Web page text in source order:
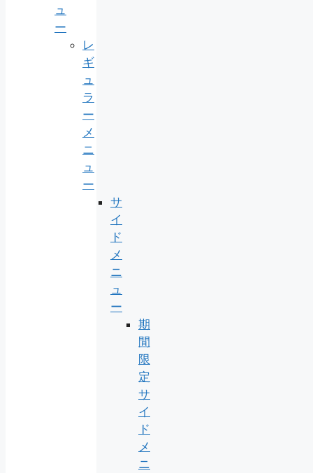
ュ
ー
レ
ギ
ュ
ラ
ー
メ
ニ
ュ
ー
サ
イ
ド
メ
ニ
ュ
ー
期
間
限
定
サ
イ
ド
メ
ニ